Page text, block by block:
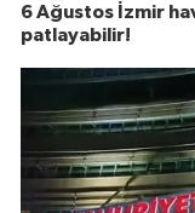
6 Ağustos İzmir
patlayabilir!